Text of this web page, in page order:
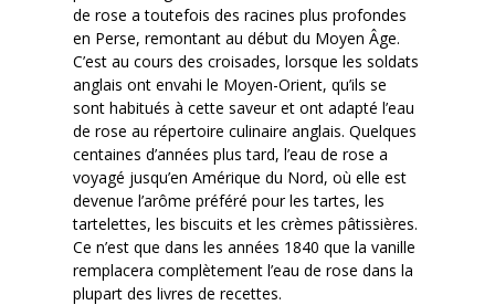
de rose a toutefois des racines plus profondes
en Perse, remontant au début du Moyen Âge.
C’est au cours des croisades, lorsque les soldats
anglais ont envahi le Moyen-Orient, qu’ils se
sont habitués à cette saveur et ont adapté l’eau
de rose au répertoire culinaire anglais. Quelques
centaines d’années plus tard, l’eau de rose a
voyagé jusqu’en Amérique du Nord, où elle est
devenue l’arôme préféré pour les tartes, les
tartelettes, les biscuits et les crèmes pâtissières.
Ce n’est que dans les années 1840 que la vanille
remplacera complètement l’eau de rose dans la
plupart des livres de recettes.